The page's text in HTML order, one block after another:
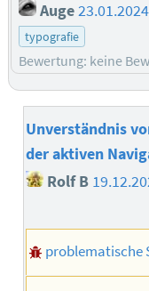
Auge
typografie
Bewertung: keine
Unverständnis
der aktiven
Rolf B
problematische